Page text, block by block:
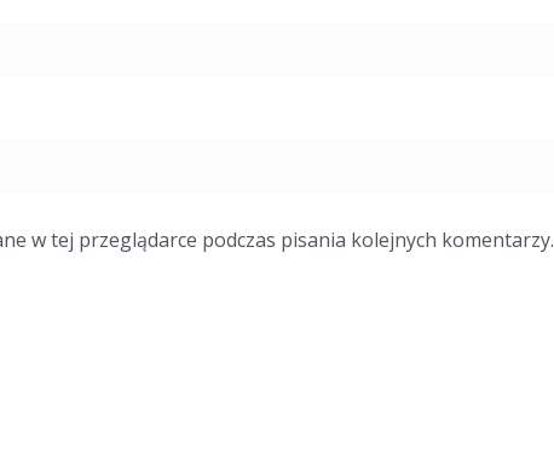
w tej przeglądarce podczas pisania kolejnych komentarzy.